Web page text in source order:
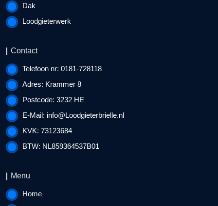
Dak
Loodgieterwerk
Contact
Telefoon nr: 0181-728118
Adres: Krammer 8
Postcode: 3232 HE
E-Mail: info@Loodgieterbrielle.nl
KVK: 73123684
BTW: NL859364537B01
Menu
Home